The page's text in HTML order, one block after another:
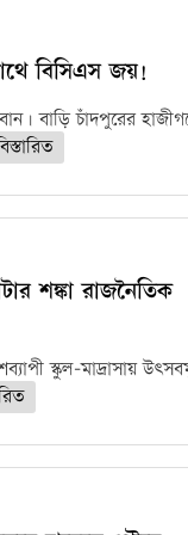
দিয়ে দৃস্টান্ত
হত্যা ॥ খুনি রনি…
বিসিএস জয়!
বাড়ি চাঁদপুরের
শঙ্কা রাজনৈতিক
স্কুল-মাদ্রাসায়